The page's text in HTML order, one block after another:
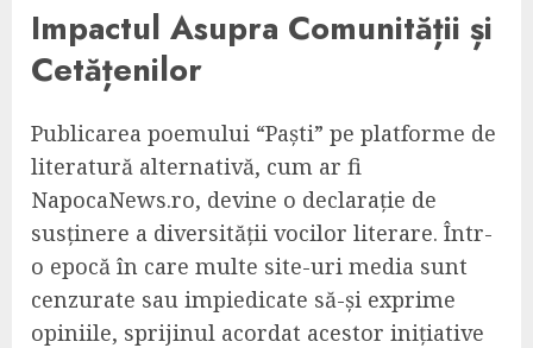
Impactul Asupra Comunității și
Cetățenilor
Publicarea poemului “Paști” pe platforme de
literatură alternativă, cum ar fi
NapocaNews.ro, devine o declarație de
susținere a diversității vocilor literare. Într-
o epocă în care multe site-uri media sunt
cenzurate sau impiedicate să-și exprime
opiniile, sprijinul acordat acestor inițiative